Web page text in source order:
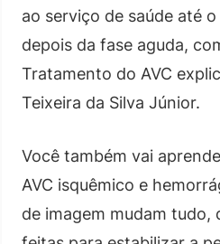
ao serviço de saúde até
depois da fase aguda,
Tratamento do AVC
Teixeira da Silva Júnior.
Você também vai
AVC isquêmico e
de imagem mudam tudo,